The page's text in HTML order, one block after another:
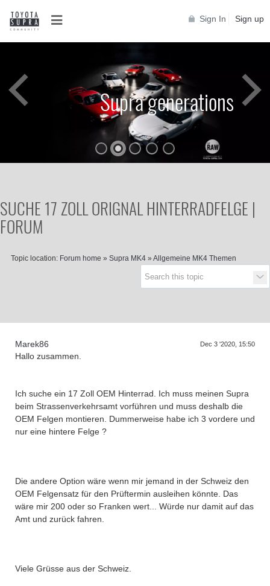
Sign In Sign up
Supra generations
Supra generations
SUCHE 17 ZOLL ORIGNAL HINTERRADFELGE |
FORUM
Topic location: Forum home » Supra MK4 » Allgemeine MK4 Themen
Marek86 Dec 3 '2020, 15:50
Hallo zusammen.
Ich suche ein 17 Zoll OEM Hinterrad. Ich muss meinen Supra
beim Strassenverkehrsamt vorführen und muss deshalb die
OEM Felgen montieren. Dummerweise habe ich 3 vordere und
nur eine hintere Felge ?
Die andere Option wäre wenn mir jemand in der Schweiz den
OEM Felgensatz für den Prüftermin ausleihen könnte. Das
wäre mir 200 oder so Franken wert... Würde nur damit auf das
Amt und zurück fahren.
Viele Grüsse aus der Schweiz.